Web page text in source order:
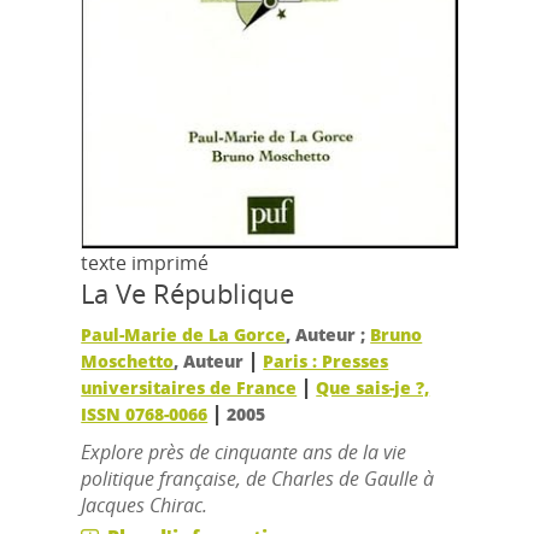
texte imprimé
La Ve République
Paul-Marie de La Gorce, Auteur ; Bruno
Moschetto, Auteur | Paris : Presses
universitaires de France |Que sais-je ?,
ISSN 0768-0066 |2005
Explore près de cinquante ans de la vie
politique française, de Charles de Gaulle à
Jacques Chirac.